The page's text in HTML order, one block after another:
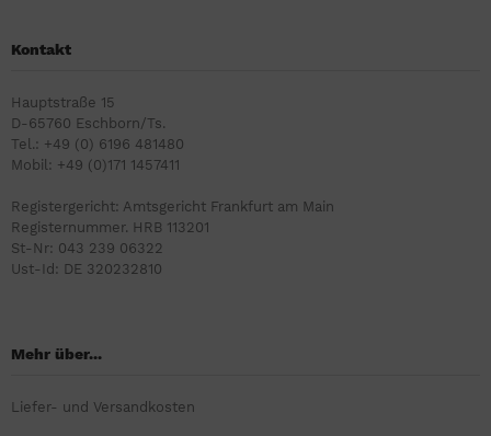
Kontakt
Hauptstraße 15
D-65760 Eschborn/Ts.
Tel.: +49 (0) 6196 481480
Mobil: +49 (0)171 1457411
Registergericht: Amtsgericht Frankfurt am Main
Registernummer. HRB 113201
St-Nr: 043 239 06322
Ust-Id: DE 320232810
Mehr über...
Liefer- und Versandkosten